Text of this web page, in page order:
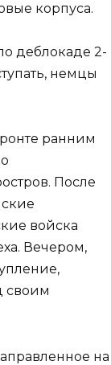
корпуса.
деблокаде 2-
немцы
ранним
После
войска
Вечером,
своим
на